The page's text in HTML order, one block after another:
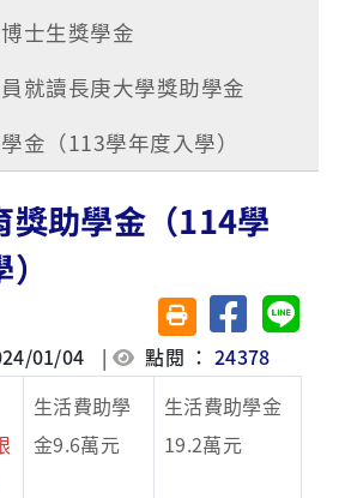
士生獎學金
就讀長庚大學獎助學金
金（113學年度入學）
獎助學金（114學
友善列印(另開視窗)
分享至臉書分享
01/04 | 點閱 ：24378
生活費助學
金9.6萬元
生活費助學金
19.2萬元